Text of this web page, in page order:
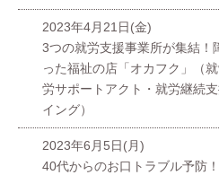
2023年4月21日(金)
3つの就労支援事業所が集結！
った福祉の店「オカフク」（
労サポートアクト・就労継続
イング）
2023年6月5日(月)
40代からのお口トラブル予防